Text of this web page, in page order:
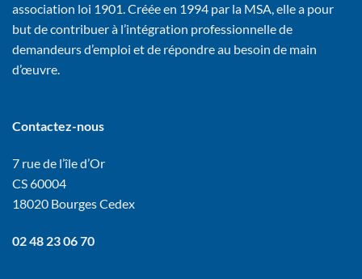
association loi 1901. Créée en 1994 par la MSA, elle a pour
but de contribuer à l’intégration professionnelle de
demandeurs d’emploi et de répondre au besoin de main
d’œuvre.
Contactez-nous
7 rue de l’île d’Or
CS 60004
18020 Bourges Cedex
02 48 23 06 70